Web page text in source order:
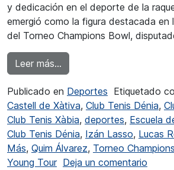
y dedicación en el deporte de la
emergió como la figura destacada en
del Torneo Champions Bowl,
Leer más…
Publicado en Deportes Etiquetado
Castell de Xàtiva, Club Tenis Dénia,
Club Tenis Xàbia, deportes, Escuela
Club Tenis Dénia, Izán Lasso, Lucas
Más, Quim Álvarez, Torneo
Young Tour Deja un comentario